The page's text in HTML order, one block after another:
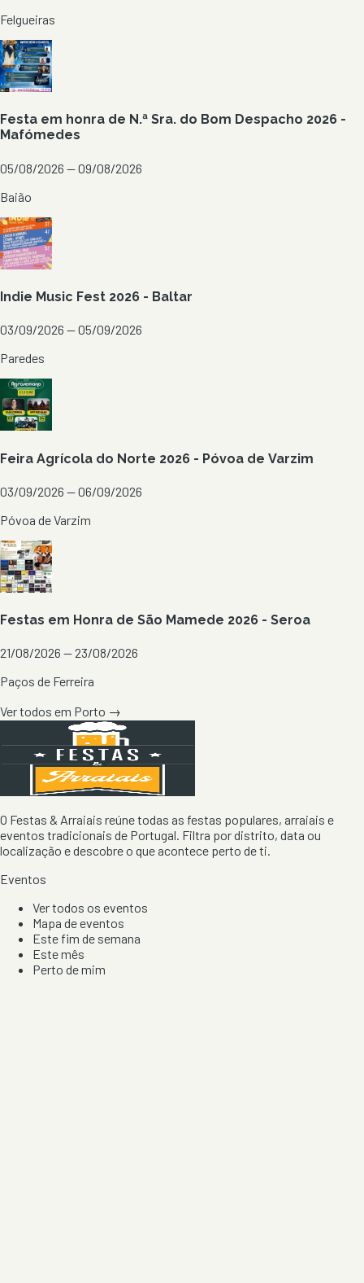
Felgueiras
Festa em honra de N.ª Sra. do Bom Despacho 2026 -
Mafómedes
05/08/2026 — 09/08/2026
Baião
Indie Music Fest 2026 - Baltar
03/09/2026 — 05/09/2026
Paredes
Feira Agrícola do Norte 2026 - Póvoa de Varzim
03/09/2026 — 06/09/2026
Póvoa de Varzim
Festas em Honra de São Mamede 2026 - Seroa
21/08/2026 — 23/08/2026
Paços de Ferreira
Ver todos em Porto →
O Festas & Arraiais reúne todas as festas populares, arraiais e
eventos tradicionais de Portugal. Filtra por distrito, data ou
localização e descobre o que acontece perto de ti.
Eventos
Ver todos os eventos
Mapa de eventos
Este fim de semana
Este mês
Perto de mim